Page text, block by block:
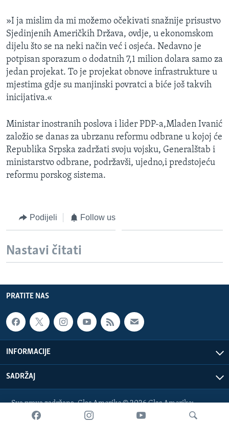
»I ja mislim da mi možemo očekivati snažnije prisustvo
Sjedinjenih Američkih Država, ovdje, u ekonomskom
dijelu što se na neki način već i osjeća. Nedavno je
potpisan sporazum o dodatnih 7,1 milion dolara samo za
jedan projekat. To je projekat obnove infrastrukture u
mjestima gdje su manjinski povratci a biće još takvih
inicijativa.«
Ministar inostranih poslova i lider PDP-a,Mladen Ivanić
založio se danas za ubrzanu reformu odbrane u kojoj će
Republika Srpska zadržati svoju vojsku, Generalštab i
ministarstvo odbrane, podržavši, ujedno,i predstojeću
reformu porskog sistema.
Podijeli Follow us
Nastavi čitati
PRATITE NAS
INFORMACIJE
SADRŽAJ
Sva prava zadržana. Glas Amerike © 2026 Glas Amerike:
bosnian-service@voanews.com